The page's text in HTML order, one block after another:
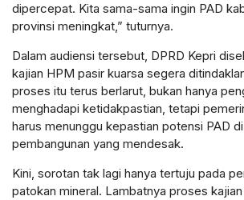
dipercepat. Kita sama-sama ingin PAD
provinsi meningkat,” tuturnya.
Dalam audiensi tersebut, DPRD Kepri
kajian HPM pasir kuarsa segera
proses itu terus berlarut, bukan hanya
menghadapi ketidakpastian, tetapi
harus menunggu kepastian potensi PAD
pembangunan yang mendesak.
Kini, sorotan tak lagi hanya tertuju pada
patokan mineral. Lambatnya proses